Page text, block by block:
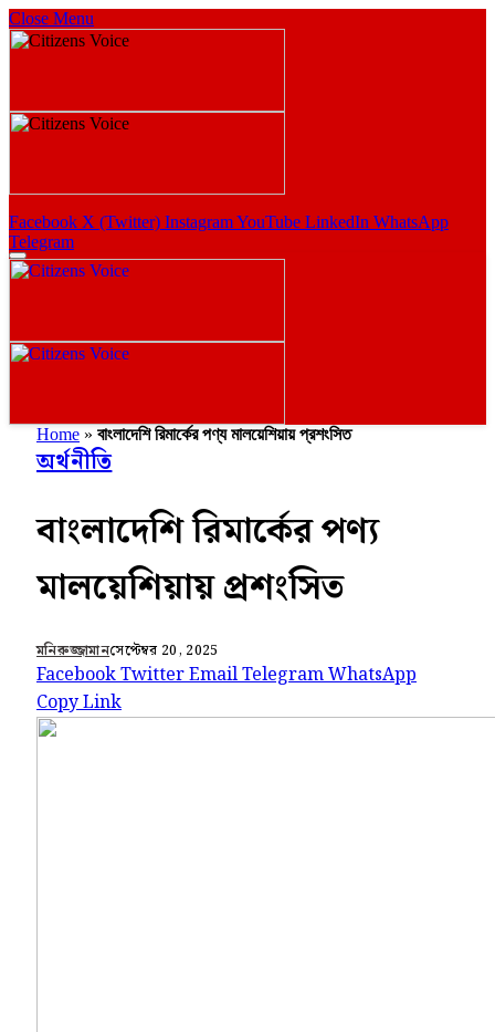
Close Menu
Facebook X (Twitter) InstagramYouTube LinkedIn WhatsApp
Telegram
Home » বাংলাদেশি রিমার্কের পণ্য মালয়েশিয়ায় প্রশংসিত
অর্থনীতি
বাংলাদেশি রিমার্কের পণ্য
মালয়েশিয়ায় প্রশংসিত
মনিরুজ্জামানসেপ্টেম্বর 20, 2025
FacebookTwitterEmailTelegramWhatsApp
Copy Link